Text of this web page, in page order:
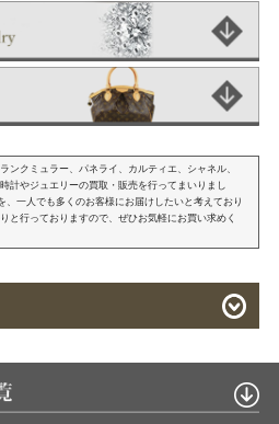
ンクミュラー、パネライ、カルティエ、シャネル、
計やジュエリーの買取・販売を行ってまいりまし
、一人でも多くのお客様にお届けしたいと考えており
と行っておりますので、ぜひお気軽にお買い求めく